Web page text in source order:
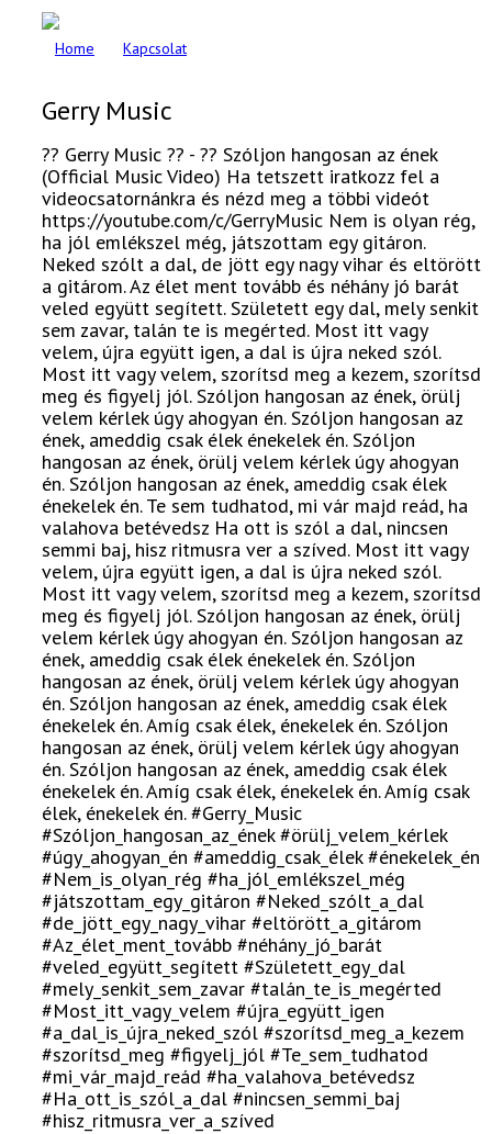
Home Kapcsolat
Gerry Music
?? Gerry Music ?? - ?? Szóljon hangosan az ének
(Official Music Video) Ha tetszett iratkozz fel a
videocsatornánkra és nézd meg a többi videót
https://youtube.com/c/GerryMusic Nem is olyan rég,
ha jól emlékszel még, játszottam egy gitáron.
Neked szólt a dal, de jött egy nagy vihar és eltörött
a gitárom. Az élet ment tovább és néhány jó barát
veled együtt segített. Született egy dal, mely senkit
sem zavar, talán te is megérted. Most itt vagy
velem, újra együtt igen, a dal is újra neked szól.
Most itt vagy velem, szorítsd meg a kezem, szorítsd
meg és figyelj jól. Szóljon hangosan az ének, örülj
velem kérlek úgy ahogyan én. Szóljon hangosan az
ének, ameddig csak élek énekelek én. Szóljon
hangosan az ének, örülj velem kérlek úgy ahogyan
én. Szóljon hangosan az ének, ameddig csak élek
énekelek én. Te sem tudhatod, mi vár majd reád, ha
valahova betévedsz Ha ott is szól a dal, nincsen
semmi baj, hisz ritmusra ver a szíved. Most itt vagy
velem, újra együtt igen, a dal is újra neked szól.
Most itt vagy velem, szorítsd meg a kezem, szorítsd
meg és figyelj jól. Szóljon hangosan az ének, örülj
velem kérlek úgy ahogyan én. Szóljon hangosan az
ének, ameddig csak élek énekelek én. Szóljon
hangosan az ének, örülj velem kérlek úgy ahogyan
én. Szóljon hangosan az ének, ameddig csak élek
énekelek én. Amíg csak élek, énekelek én. Szóljon
hangosan az ének, örülj velem kérlek úgy ahogyan
én. Szóljon hangosan az ének, ameddig csak élek
énekelek én. Amíg csak élek, énekelek én. Amíg csak
élek, énekelek én. #Gerry_Music
#Szóljon_hangosan_az_ének #örülj_velem_kérlek
#úgy_ahogyan_én #ameddig_csak_élek #énekelek_én
#Nem_is_olyan_rég #ha_jól_emlékszel_még
#játszottam_egy_gitáron #Neked_szólt_a_dal
#de_jött_egy_nagy_vihar #eltörött_a_gitárom
#Az_élet_ment_tovább #néhány_jó_barát
#veled_együtt_segített #Született_egy_dal
#mely_senkit_sem_zavar #talán_te_is_megérted
#Most_itt_vagy_velem #újra_együtt_igen
#a_dal_is_újra_neked_szól #szorítsd_meg_a_kezem
#szorítsd_meg #figyelj_jól #Te_sem_tudhatod
#mi_vár_majd_reád #ha_valahova_betévedsz
#Ha_ott_is_szól_a_dal #nincsen_semmi_baj
#hisz_ritmusra_ver_a_szíved